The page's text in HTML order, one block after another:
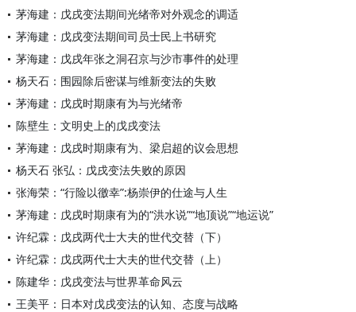
茅海建：戊戌变法期间光绪帝对外观念的调适
茅海建：戊戌变法期间司员士民上书研究
茅海建：戊戌年张之洞召京与沙市事件的处理
杨天石：围园除后密谋与维新变法的失败
茅海建：戊戌时期康有为与光绪帝
陈壁生：文明史上的戊戌变法
茅海建：戊戌时期康有为、梁启超的议会思想
杨天石 张弘：戊戌变法失败的原因
张海荣：“行险以徼幸”:杨崇伊的仕途与人生
茅海建：戊戌时期康有为的“洪水说”“地顶说”“地运说”
许纪霖：戊戌两代士大夫的世代交替（下）
许纪霖：戊戌两代士大夫的世代交替（上）
陈建华：戊戌变法与世界革命风云
王美平：日本对戊戌变法的认知、态度与战略